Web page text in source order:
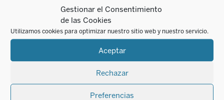
Gestionar el Consentimiento
de las Cookies
Utilizamos cookies para optimizar nuestro sitio web y nuestro servicio.
Aceptar
Rechazar
Preferencias
Es Codirector del Grupo de Investigación
Interuniversitario de la Universidad Complutense
Antropología y Filosofía de la Educación(GIAFE) y
Avanzados en Pedagogía de la Facultad de Educación.